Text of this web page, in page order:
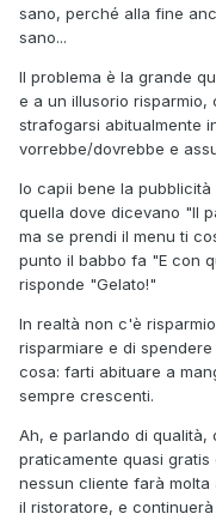
sano, perché alla fine
sano...
Il problema è la grande
e a un illusorio risparmio,
strafogarsi abitualmente
vorrebbe/dovrebbe e
Io capii bene la
quella dove dicevano "Il
ma se prendi il menu ti
punto il babbo fa "E con
risponde "Gelato!"
In realtà non c'è
risparmiare e di
cosa: farti abituare a
sempre crescenti.
Ah, e parlando di qualità,
praticamente quasi
nessun cliente farà
il ristoratore, e